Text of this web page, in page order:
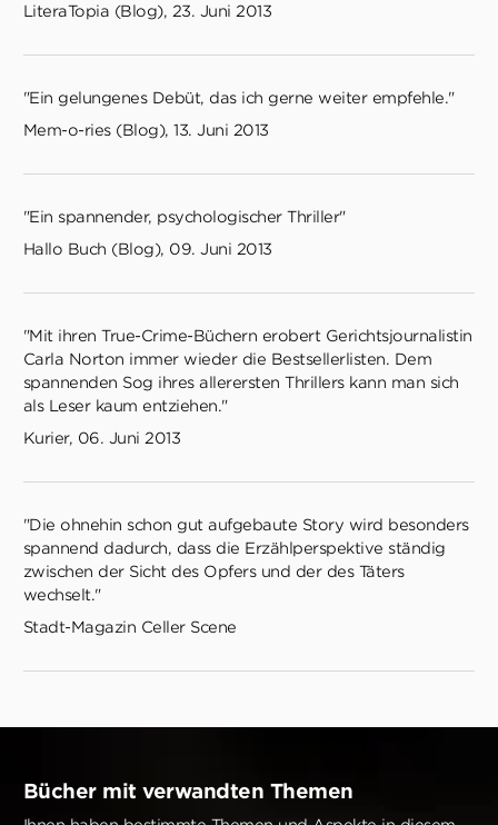
LiteraTopia (Blog), 23. Juni 2013
"Ein gelungenes Debüt, das ich gerne weiter empfehle."
Mem-o-ries (Blog), 13. Juni 2013
"Ein spannender, psychologischer Thriller"
Hallo Buch (Blog), 09. Juni 2013
"Mit ihren True-Crime-Büchern erobert Gerichtsjournalistin
Carla Norton immer wieder die Bestsellerlisten. Dem
spannenden Sog ihres allerersten Thrillers kann man sich
als Leser kaum entziehen."
Kurier, 06. Juni 2013
"Die ohnehin schon gut aufgebaute Story wird besonders
spannend dadurch, dass die Erzählperspektive ständig
zwischen der Sicht des Opfers und der des Täters
wechselt."
Stadt-Magazin Celler Scene
Bücher mit verwandten Themen